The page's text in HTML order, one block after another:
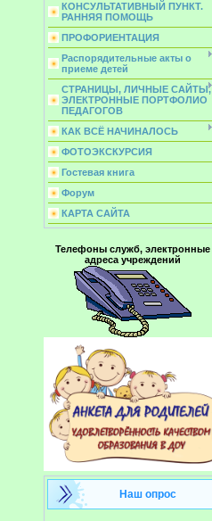
КОНСУЛЬТАТИВНЫЙ ПУНКТ.
РАННЯЯ ПОМОЩЬ
ПРОФОРИЕНТАЦИЯ
Распорядительные акты о
приеме детей
СТРАНИЦЫ, ЛИЧНЫЕ САЙТЫ,
ЭЛЕКТРОННЫЕ ПОРТФОЛИО
ПЕДАГОГОВ
КАК ВСЁ НАЧИНАЛОСЬ
ФОТОЭКСКУРСИЯ
Гостевая книга
Форум
КАРТА САЙТА
Телефоны служб, электронные
адреса учреждений
Наш опрос